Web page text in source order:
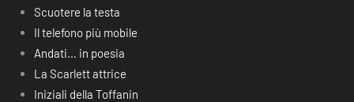
Scuotere la testa
Il telefono più mobile
Andati… in poesia
La Scarlett attrice
Iniziali della Toffanin